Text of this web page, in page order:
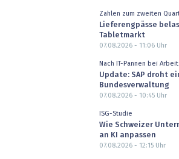
Zahlen zum zweiten
Lieferengpässe
Tabletmarkt
07.08.2026 - 11:06Uhr
Nach IT-Pannen bei
Update: SAP droht
Bundesverwaltung
07.08.2026 - 10:45Uhr
ISG-Studie
Wie Schweizer
an KI anpassen
07.08.2026 - 12:15Uhr